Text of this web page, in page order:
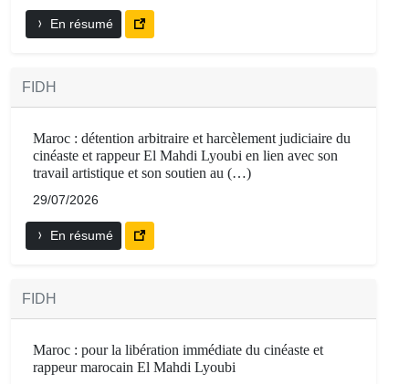
En résumé
FIDH
Maroc : détention arbitraire et harcèlement judiciaire du
cinéaste et rappeur El Mahdi Lyoubi en lien avec son
travail artistique et son soutien au (…)
29/07/2026
En résumé
FIDH
Maroc : pour la libération immédiate du cinéaste et
rappeur marocain El Mahdi Lyoubi